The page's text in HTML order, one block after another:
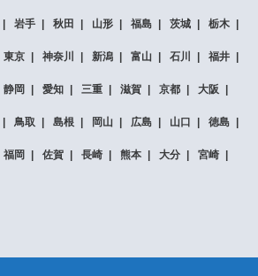
岩手 秋田 山形 福島 茨城 栃木
東京 神奈川 新潟 富山 石川 福井
静岡 愛知 三重 滋賀 京都 大阪
鳥取 島根 岡山 広島 山口 徳島
福岡 佐賀 長崎 熊本 大分 宮崎